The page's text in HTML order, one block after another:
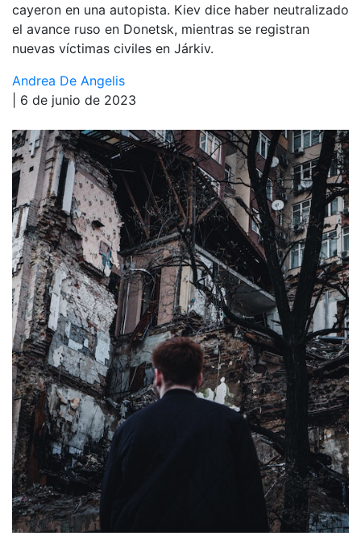
cayeron en una autopista. Kiev dice haber neutralizado
el avance ruso en Donetsk, mientras se registran
nuevas víctimas civiles en Járkiv.
Andrea De Angelis
| 6 de junio de 2023